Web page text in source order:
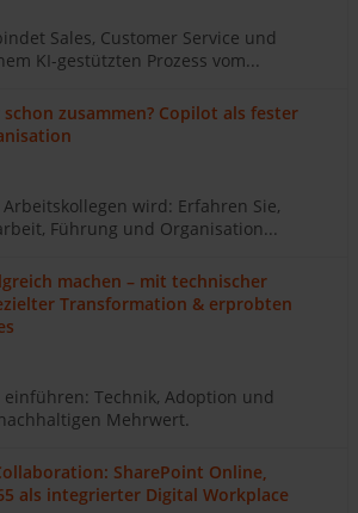
Sales, Customer Service und
KI-gestützten Prozess vom...
zusammen? Copilot als fester
wird: Erfahren Sie,
Führung und Organisation...
machen – mit technischer
Transformation & erprobten
Technik, Adoption und
Mehrwert.
SharePoint Online,
als integrierter Digital Workplace